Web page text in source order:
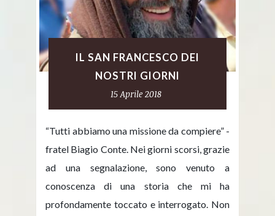
IL SAN FRANCESCO DEI
NOSTRI GIORNI
15 Aprile 2018
“Tutti abbiamo una missione da compiere” -
fratel Biagio Conte. Nei giorni scorsi, grazie
ad una segnalazione, sono venuto a
conoscenza di una storia che mi ha
profondamente toccato e interrogato. Non